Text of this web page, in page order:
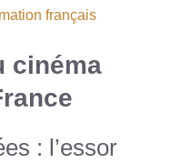
français
cinéma
: l’essor